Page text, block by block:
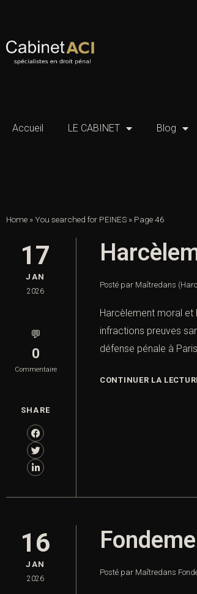
Accueil LE CABINET Blog
Home »You searched for PEINES » Page 46
17
JAN
2026
💬
0
Commentaire
SHARE
Posté par Maîtredans
Harcèlement moral et
infractions preuves
défense pénale à
CONTINUER LA
16
JAN
2026
Posté par Maîtredans